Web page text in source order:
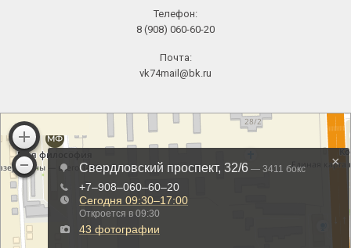
Телефон:
8 (908) 060-60-20
Почта:
vk74mail@bk.ru